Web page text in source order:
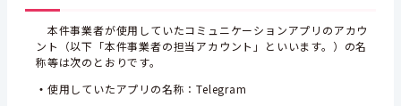
本件事業者が使用していたコミュニケーションアプリのアカウ
ント（以下「本件事業者の担当アカウント」といいます。）の名
称等は次のとおりです。
・ 使用していたアプリの名称：Telegram